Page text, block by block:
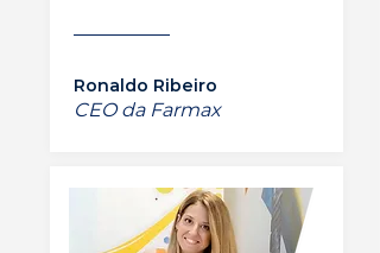
Ronaldo Ribeiro
CEO da Farmax